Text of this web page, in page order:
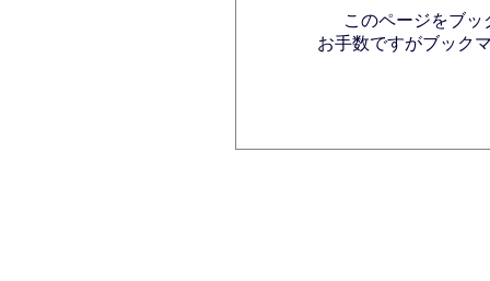
このページをブ
お手数ですがブック